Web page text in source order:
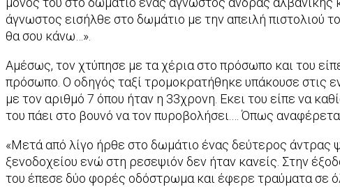
άγνωστος εισήλθε στο δωμάτιο με την απειλή πιστολιού
θα σου κάνω…».
Αμέσως, τον χτύπησε με τα χέρια στο πρόσωπο και του
πρόσωπο. Ο οδηγός ταξί τρομοκρατήθηκε υπάκουσε στις
με τον αριθμό 7 όπου ήταν η 33χρονη. Εκει του είπε να
του πάει στο βουνό να τον πυροβολήσει.… Όπως
«Μετά από λίγο ήρθε στο δωμάτιο ένας δεύτερος άντρας
ξενοδοχείου ενώ στη ρεσεψιόν δεν ήταν κανείς. Στην
του έπεσε δύο φορές οδόστρωμα και έφερε τραύματα σε